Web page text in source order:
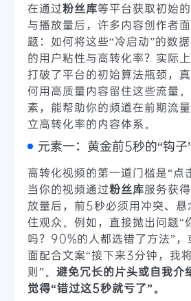
在通过粉丝库等平台获取初始
与播放量后，许多内容创作者
题：如何将这些“冷启动”的数
的用户粘性与高转化率？实际
打破了平台的初始算法瓶颈，
何用高质量内容留住这些流量
素，能帮助你的频道在前期流
立高转化率的内容体系。
元素一：黄金前5秒的“钩子
高转化视频的第一道门槛是“点
当你的视频通过粉丝库服务获
放量后，前5秒必须用冲突、悬
住观众。例如，直接抛出问题
吗？90%的人都选错了方法”
面配合文案“接下来3分钟，我
则”。 避免冗长的片头或自我介
觉得“错过这5秒就亏了”。